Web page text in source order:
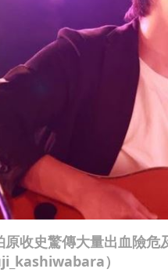
原收史驚傳大量出血險
）